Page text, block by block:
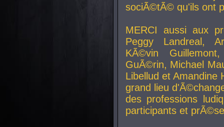
sociÃ©tÃ© qu'ils ont
MERCI aussi aux
Peggy Landreal,
KÃ©vin
GuÃ©rin, Michael
Libellud et Amandine
grand lieu
des professions
participants et